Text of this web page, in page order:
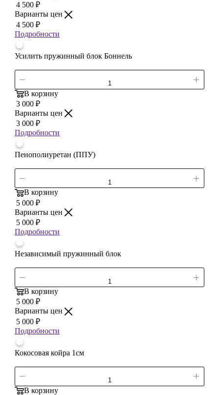
4 500 ₽
Варианты цен
4 500 ₽
Подробности
Усилить пружинный блок Боннель
В корзину
3 000 ₽
Варианты цен
3 000 ₽
Подробности
Пенополиуретан (ППУ)
В корзину
5 000 ₽
Варианты цен
5 000 ₽
Подробности
Независимый пружинный блок
В корзину
5 000 ₽
Варианты цен
5 000 ₽
Подробности
Кокосовая койра 1см
В корзину